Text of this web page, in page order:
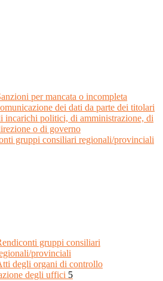
per mancata o incompleta
dei dati da parte dei titolari
incarichi politici, di amministrazione, di
o di governo
gruppi consiliari regionali/provinciali
gruppi consiliari
provinciali
degli organi di controllo
degli uffici 5